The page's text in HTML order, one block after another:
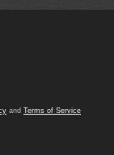
and Terms of Service